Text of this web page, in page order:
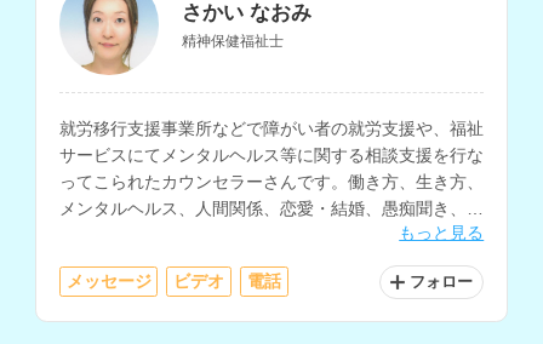
さかい なおみ
精神保健福祉士
就労移行支援事業所などで障がい者の就労支援や、福祉
サービスにてメンタルヘルス等に関する相談支援を行な
ってこられたカウンセラーさんです。働き方、生き方、
メンタルヘルス、人間関係、恋愛・結婚、愚痴聞き、福
祉サービスの相談などを得意とされています。もっと見る
メッセージ ビデオ 電話 フォロー